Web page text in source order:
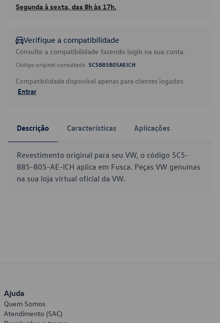
Segunda à sexta, das 8h às 17h.
Verifique a compatibilidade
Consulte a compatibilidade fazendo login na sua conta.
Código original consultado: 5C5885805AEICH
Compatibilidade disponível apenas para clientes logados.
Entrar
Descrição Características Aplicações
Revestimento original para seu VW, o código 5C5-
885-805-AE-ICH aplica em Fusca. Peças VW genuínas
na sua loja virtual oficial da VW.
Ajuda
Quem Somos
Atendimento (SAC)